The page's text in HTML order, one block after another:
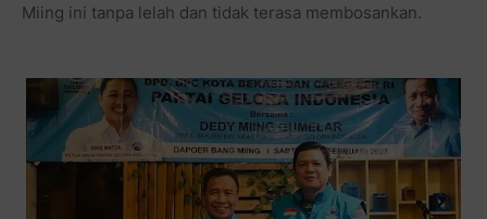
Miing ini tanpa lelah dan tidak terasa membosankan.